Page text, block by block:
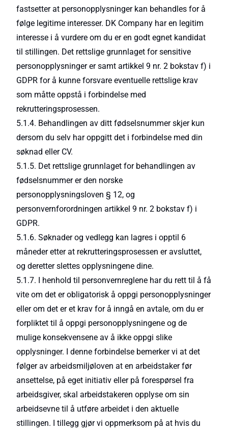
fastsetter at personopplysninger kan behandles for å
følge legitime interesser. DK Company har en legitim
interesse i å vurdere om du er en godt egnet kandidat
til stillingen. Det rettslige grunnlaget for sensitive
personopplysninger er samt artikkel 9 nr. 2 bokstav f) i
GDPR for å kunne forsvare eventuelle rettslige krav
som måtte oppstå i forbindelse med
rekrutteringsprosessen.
5.1.4. Behandlingen av ditt fødselsnummer skjer kun
dersom du selv har oppgitt det i forbindelse med din
søknad eller CV.
5.1.5. Det rettslige grunnlaget for behandlingen av
fødselsnummer er den norske
personopplysningsloven § 12, og
personvernforordningen artikkel 9 nr. 2 bokstav f) i
GDPR.
5.1.6. Søknader og vedlegg kan lagres i opptil 6
måneder etter at rekrutteringsprosessen er avsluttet,
og deretter slettes opplysningene dine.
5.1.7. I henhold til personvernreglene har du rett til å få
vite om det er obligatorisk å oppgi personopplysninger
eller om det er et krav for å inngå en avtale, om du er
forpliktet til å oppgi personopplysningene og de
mulige konsekvensene av å ikke oppgi slike
opplysninger. I denne forbindelse bemerker vi at det
følger av arbeidsmiljøloven at en arbeidstaker før
ansettelse, på eget initiativ eller på forespørsel fra
arbeidsgiver, skal arbeidstakeren opplyse om sin
arbeidsevne til å utføre arbeidet i den aktuelle
stillingen. I tillegg gjør vi oppmerksom på at hvis du